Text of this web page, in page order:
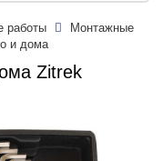
работы
Монтажные
и дома
Zitrek